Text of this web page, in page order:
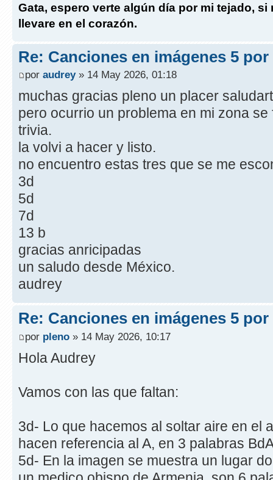
Gata, espero verte algún día por mi tejado,
llevare en el corazón.
Re: Canciones en imágenes 5
por audrey» 14 May 2026, 01:18
muchas gracias pleno un placer
pero ocurrio un problema en mi zona
trivia.
la volvi a hacer y listo.
no encuentro estas tres que se me
3d
5d
7d
13 b
gracias anricipadas
un saludo desde México.
audrey
Re: Canciones en imágenes 5
por pleno » 14 May 2026, 10:17
Hola Audrey
Vamos con las que faltan:
3d- Lo que hacemos al soltar aire en el
hacen referencia al A, en 3 palabras
5d- En la imagen se muestra un lugar